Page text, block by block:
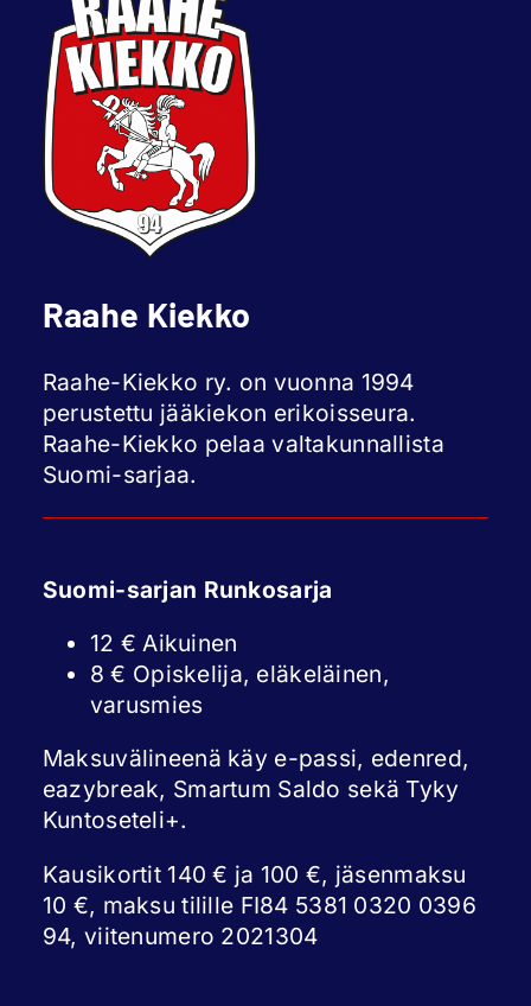
Raahe Kiekko
Raahe-Kiekko ry. on vuonna 1994
perustettu jääkiekon erikoisseura.
Raahe-Kiekko pelaa valtakunnallista
Suomi-sarjaa.
Suomi-sarjan Runkosarja
12 € Aikuinen
8 € Opiskelija, eläkeläinen,
varusmies
Maksuvälineenä käy e-passi, edenred,
eazybreak, Smartum Saldo sekä Tyky
Kuntoseteli+.
Kausikortit 140 € ja 100 €, jäsenmaksu
10 €, maksu tilille FI84 5381 0320 0396
94, viitenumero 2021304